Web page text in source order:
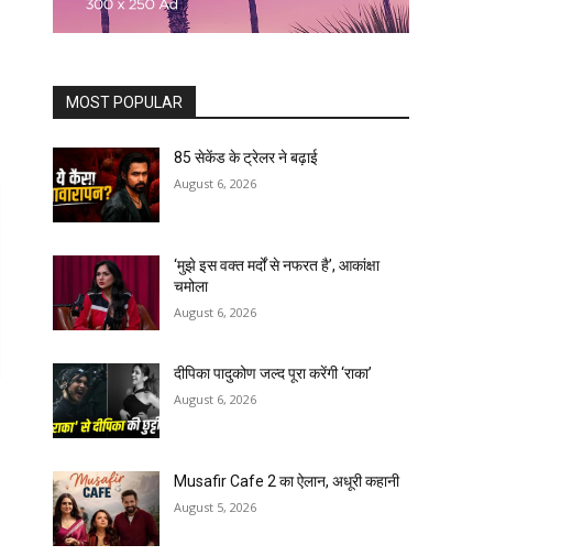
MOST POPULAR
85 सेकेंड के ट्रेलर ने बढ़ाई
August 6, 2026
‘मुझे इस वक्त मर्दों से नफरत है’, आकांक्षा
चमोला
August 6, 2026
दीपिका पादुकोण जल्द पूरा करेंगी ‘राका’
August 6, 2026
Musafir Cafe 2 का ऐलान, अधूरी कहानी
August 5, 2026